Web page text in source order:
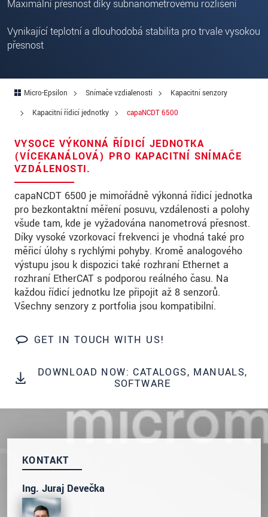
Maximální přesnost díky subnanometrovému rozlišení
Vynikající teplotní a dlouhodobá stabilita pro trvale vysokou
přesnost
Micro-Epsilon Snímače vzdialenosti
Kapacitní senzory
Kapacitní řídicí jednotky
capaNCDT 6500
VYSOCE VÝKONNÁ ŘÍDICÍ JEDNOTKA
(VÍCEKANÁLOVÁ) PRO KAPACITNÍ SNÍMAČE
VZDÁLENOSTI.
capaNCDT 6500 je mimořádně výkonná řídicí jednotka
pro bezkontaktní měření posuvu, vzdálenosti a polohy
všude tam, kde je vyžadována nanometrová přesnost.
Díky vysoké vzorkovací frekvenci je vhodná také pro
měřicí úlohy s rychlými pohyby. Kromě analogového
výstupu jsou k dispozici také rozhraní Ethernet a
rozhraní EtherCAT s podporou reálného času. Na
každou řídicí jednotku lze připojit až 8 senzorů.
Všechny senzory z portfolia jsou kompatibilní.
GET IN TOUCH WITH US!
DOWNLOAD NOW: CATALOGS, MANUALS,
SOFTWARE
KONTAKT
Ing. Juraj Devečka
PSČ
Mesto*
Telefon
E-Mail*
Vaša správa*
Please keep me informed about product
innovations by e-mail.
* Povinné informace
S vašimi údaji zacházíme důvěrně. Přečtěte si
prosím našeprohlášení o ochraně osobních údajů
ODOSLAŤ SPRÁVU